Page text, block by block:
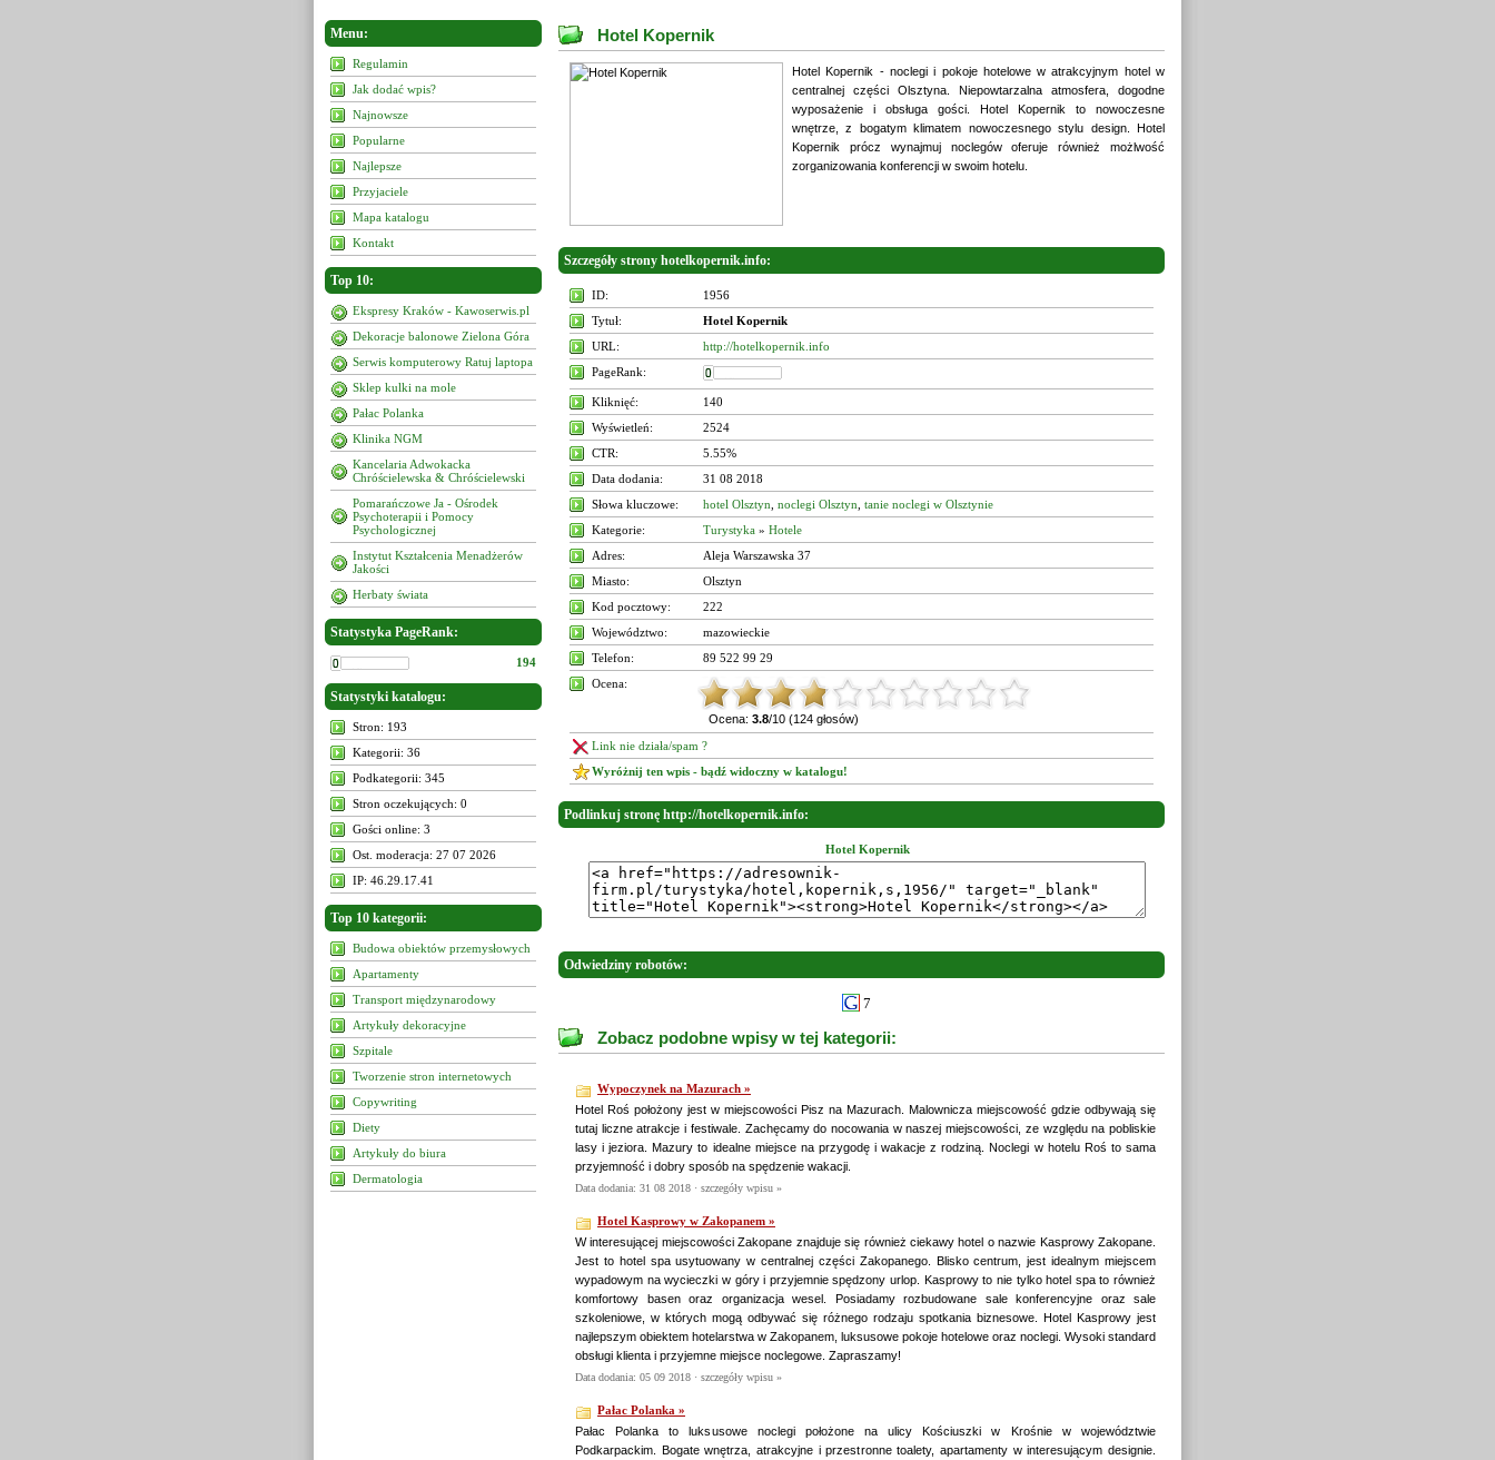
Menu:
Regulamin
Jak dodać wpis?
Najnowsze
Popularne
Najlepsze
Przyjaciele
Mapa katalogu
Kontakt
Top 10:
Ekspresy Kraków - Kawoserwis.pl
Dekoracje balonowe Zielona Góra
Serwis komputerowy Ratuj laptopa
Sklep kulki na mole
Pałac Polanka
Klinika NGM
Kancelaria Adwokacka
Chróścielewska & Chróścielewski
Pomarańczowe Ja - Ośrodek
Psychoterapii i Pomocy
Psychologicznej
Instytut Kształcenia Menadżerów
Jakości
Herbaty świata
Statystyka PageRank:
194
Statystyki katalogu:
Stron: 193
Kategorii: 36
Podkategorii: 345
Stron oczekujących: 0
Gości online: 3
Ost. moderacja: 27 07 2026
IP: 46.29.17.41
Top 10 kategorii:
Budowa obiektów przemysłowych
Apartamenty
Transport międzynarodowy
Artykuły dekoracyjne
Szpitale
Tworzenie stron internetowych
Copywriting
Diety
Artykuły do biura
Dermatologia
Hotel Kopernik
Hotel Kopernik - noclegi i pokoje hotelowe w atrakcyjnym hotel w
centralnej części Olsztyna. Niepowtarzalna atmosfera, dogodne
wyposażenie i obsługa gości. Hotel Kopernik to nowoczesne
wnętrze, z bogatym klimatem nowoczesnego stylu design. Hotel
Kopernik prócz wynajmuj noclegów oferuje również możlwość
zorganizowania konferencji w swoim hotelu.
Szczegóły strony hotelkopernik.info:
ID:
1956
Tytuł:
Hotel Kopernik
URL:
http://hotelkopernik.info
PageRank:
Kliknięć:
140
Wyświetleń:
2524
CTR:
5.55%
Data dodania:
31 08 2018
Słowa kluczowe:
hotel Olsztyn noclegi Olsztyn tanie noclegi w Olsztynie
Kategorie:
Turystyka » Hotele
Adres:
Aleja Warszawska 37
Miasto:
Olsztyn
Kod pocztowy:
222
Województwo:
mazowieckie
Telefon:
89 522 99 29
Ocena:
Ocena: 3.8/10 (124 głosów)
Link nie działa/spam ?
Wyróżnij ten wpis - bądź widoczny w katalogu!
Podlinkuj stronę http://hotelkopernik.info:
Hotel Kopernik
Odwiedziny robotów:
7
Zobacz podobne wpisy w tej kategorii:
Wypoczynek na Mazurach »
Hotel Roś położony jest w miejscowości Pisz na Mazurach. Malownicza miejscowość gdzie odbywają się
tutaj liczne atrakcje i festiwale. Zachęcamy do nocowania w naszej miejscowości, ze względu na pobliskie
lasy i jeziora. Mazury to idealne miejsce na przygodę i wakacje z rodziną. Noclegi w hotelu Roś to sama
przyjemność i dobry sposób na spędzenie wakacji.
Data dodania: 31 08 2018 · szczegóły wpisu »
Hotel Kasprowy w Zakopanem »
W interesującej miejscowości Zakopane znajduje się również ciekawy hotel o nazwie Kasprowy Zakopane.
Jest to hotel spa usytuowany w centralnej części Zakopanego. Blisko centrum, jest idealnym miejscem
wypadowym na wycieczki w góry i przyjemnie spędzony urlop. Kasprowy to nie tylko hotel spa to również
komfortowy basen oraz organizacja wesel. Posiadamy rozbudowane sale konferencyjne oraz sale
szkoleniowe, w których mogą odbywać się różnego rodzaju spotkania biznesowe. Hotel Kasprowy jest
najlepszym obiektem hotelarstwa w Zakopanem, luksusowe pokoje hotelowe oraz noclegi. Wysoki standard
obsługi klienta i przyjemne miejsce noclegowe. Zapraszamy!
Data dodania: 05 09 2018 · szczegóły wpisu »
Pałac Polanka »
Pałac Polanka to luksusowe noclegi położone na ulicy Kościuszki w Krośnie w województwie
Podkarpackim. Bogate wnętrza, atrakcyjne i przestronne toalety, apartamenty w interesującym designie.